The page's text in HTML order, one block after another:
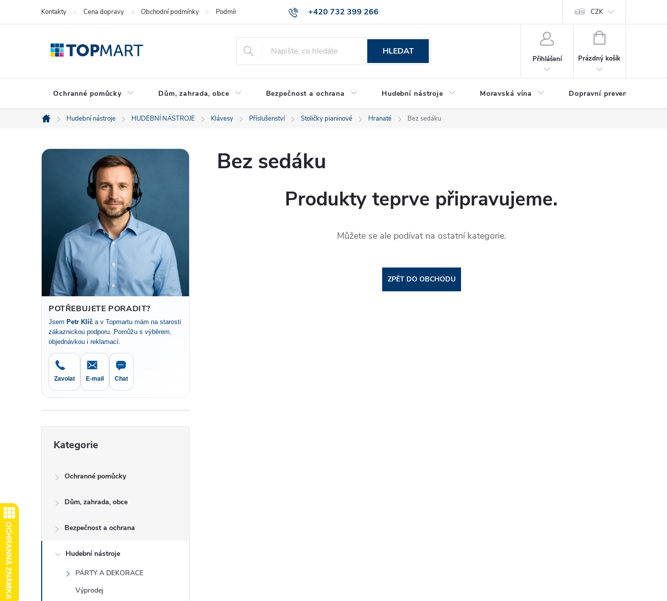
+420 732 399 266
Kontakty Cena dopravy Obchodní podmínky Podmínky ochrany osobních údajů Reklamace zboží CZK
HLEDAT
Přihlášení
NÁKUPNÍ
Prázdný košík
Ochranné pomůcky Dům, zahrada, obce Bezpečnost a ochrana Hudební nástroje Moravská vína Dopravní prevence
Domů
Hudební nástroje HUDEBNÍ NÁSTROJE Klávesy Příslušenství Stoličky pianinové Hranaté Bez sedáku
P
a
n
n
p
a
n
POTŘEBUJETE PORADIT?
Jsem Petr Klíč a v Topmartu mám na starosti
zákaznickou podporu. Pomůžu s výběrem,
objednávkou i reklamací.
Zavolat E-mail Chat
kategorie
Kategorie
Ochranné pomůcky
Dům, zahrada, obce
Bezpečnost a ochrana
Hudební nástroje
PÁRTY A DEKORACE
Výprodej
Bez sedáku
Produkty teprve připravujeme.
Můžete se ale podívat na ostatní kategorie.
ZPĚT DO OBCHODU